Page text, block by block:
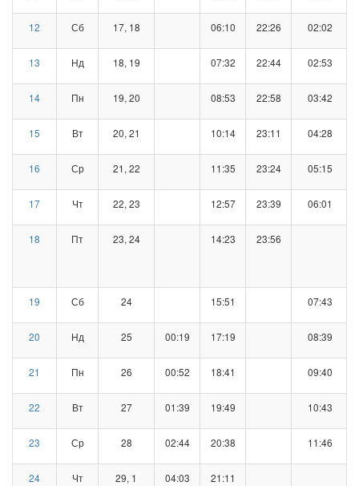
12 Сб 17, 18 06:10 22:26 02:02
13 Нд 18, 19 07:32 22:44 02:53
14 Пн 19, 20 08:53 22:58 03:42
15 Вт 20, 21 10:14 23:11 04:28
16 Ср 21, 22 11:35 23:24 05:15
17 Чт 22, 23 12:57 23:39 06:01
18 Пт 23, 24 14:23 23:56
19 Сб 24 15:51 07:43
20 Нд 25 00:19 17:19 08:39
21 Пн 26 00:52 18:41 09:40
22 Вт 27 01:39 19:49 10:43
23 Ср 28 02:44 20:38 11:46
24 Чт 29, 1 04:03 21:11